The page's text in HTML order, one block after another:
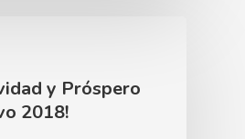
y Próspero
2018!